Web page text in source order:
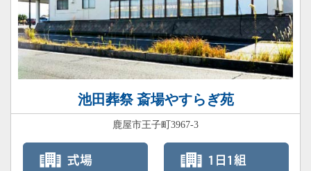
池田葬祭 斎場やすらぎ苑
鹿屋市王子町3967-3